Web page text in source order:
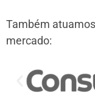
Também
mercado: